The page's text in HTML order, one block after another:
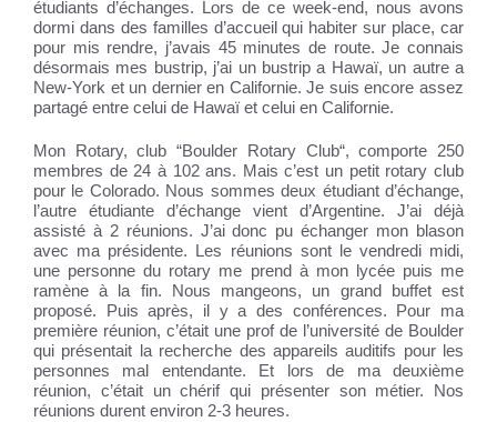
étudiants d’échanges. Lors de ce week-end, nous avons
dormi dans des familles d’accueil qui habiter sur place, car
pour mis rendre, j’avais 45 minutes de route. Je connais
désormais mes bustrip, j’ai un bustrip a Hawaï, un autre a
New-York et un dernier en Californie. Je suis encore assez
partagé entre celui de Hawaï et celui en Californie.
Mon Rotary, club “Boulder Rotary Club“, comporte 250
membres de 24 à 102 ans. Mais c’est un petit rotary club
pour le Colorado. Nous sommes deux étudiant d’échange,
l’autre étudiante d’échange vient d’Argentine. J’ai déjà
assisté à 2 réunions. J’ai donc pu échanger mon blason
avec ma présidente. Les réunions sont le vendredi midi,
une personne du rotary me prend à mon lycée puis me
ramène à la fin. Nous mangeons, un grand buffet est
proposé. Puis après, il y a des conférences. Pour ma
première réunion, c’était une prof de l’université de Boulder
qui présentait la recherche des appareils auditifs pour les
personnes mal entendante. Et lors de ma deuxième
réunion, c’était un chérif qui présenter son métier. Nos
réunions durent environ 2-3 heures.